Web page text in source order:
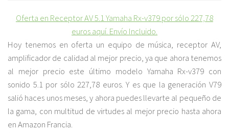
Oferta en Receptor AV 5.1 Yamaha Rx-v379 por sólo 227,78
euros aquí. Envío Incluido.
Hoy tenemos en oferta un equipo de música, receptor AV,
amplificador de calidad al mejor precio, ya que ahora tenemos
al mejor precio este último modelo Yamaha Rx-v379 con
sonido 5.1 por sólo 227,78 euros. Y es que la generación V79
salió haces unos meses, y ahora puedes llevarte al pequeño de
la gama, con multitud de virtudes al mejor precio hasta ahora
en Amazon Francia.